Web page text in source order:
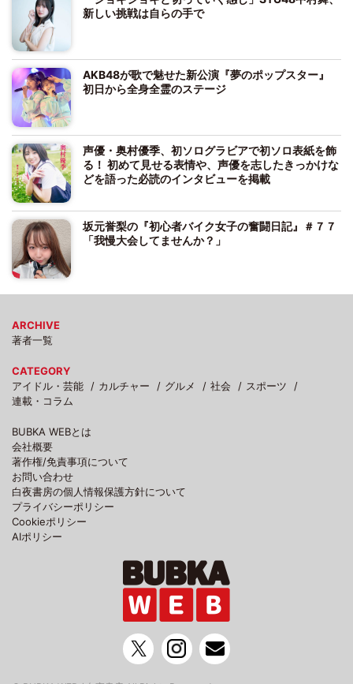
新しい挑戦は自らの手で
AKB48が歌で魅せた新公演『夢のポップスター』
初日から全身全霊のステージ
声優・奥村優季、初ソログラビアで初ソロ表紙を飾
る！ 初めて見せる表情や、声優を志したきっかけな
どを語った必読のインタビューを掲載
坂元誉梨の『初心者バイク女子の奮闘日記』＃７７
「我慢大会してませんか？」
ARCHIVE
著者一覧
CATEGORY
アイドル・芸能
カルチャー グルメ 社会
スポーツ
連載・コラム
BUBKA WEBとは
会社概要
著作権/免責事項について
お問い合わせ
白夜書房の個人情報保護方針について
プライバシーポリシー
Cookieポリシー
AIポリシー